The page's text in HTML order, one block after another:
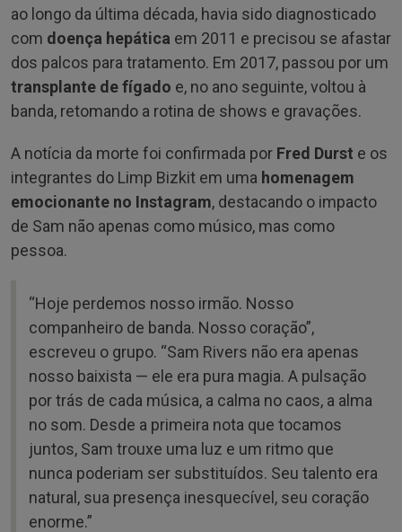
ao longo da última década, havia sido diagnosticado
com doença hepática em 2011 e precisou se afastar
dos palcos para tratamento. Em 2017, passou por um
transplante de fígado e, no ano seguinte, voltou à
banda, retomando a rotina de shows e gravações.
A notícia da morte foi confirmada por Fred Durst e os
integrantes do Limp Bizkit em uma homenagem
emocionante no Instagram, destacando o impacto
de Sam não apenas como músico, mas como
pessoa.
“Hoje perdemos nosso irmão. Nosso
companheiro de banda. Nosso coração”,
escreveu o grupo. “Sam Rivers não era apenas
nosso baixista — ele era pura magia. A pulsação
por trás de cada música, a calma no caos, a alma
no som. Desde a primeira nota que tocamos
juntos, Sam trouxe uma luz e um ritmo que
nunca poderiam ser substituídos. Seu talento era
natural, sua presença inesquecível, seu coração
enorme.”